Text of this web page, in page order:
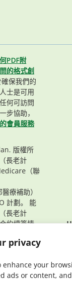
privacy
enhance your
ads or content,
PDF附
的格式創
保我們的
士是可用
何可訪問
步協助，
會員服務
版權所
長老計
（聯
療補助）
計劃。 能
長老計
約續簽情